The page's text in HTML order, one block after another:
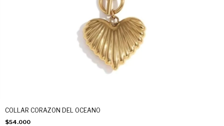
COLLAR CORAZON DEL OCEANO
$54.000